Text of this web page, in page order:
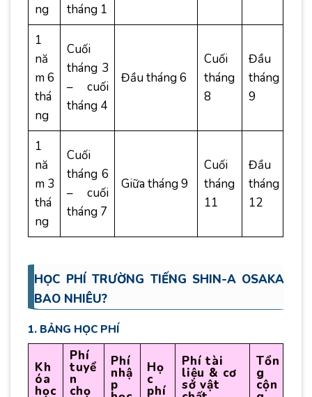
ng
tháng 1
1
nă
m 6
thá
ng
Cuối
tháng 3
– cuối
tháng 4
Đầu tháng 6
Cuối
tháng
8
Đầu
tháng
9
1
nă
m 3
thá
ng
Cuối
tháng 6
– cuối
tháng 7
Giữa tháng 9
Cuối
tháng
11
Đầu
tháng
12
HỌC PHÍ TRƯỜNG TIẾNG SHIN-A OSAKA
BAO NHIÊU?
1. BẢNG HỌC PHÍ
Kh
óa
học
Phí
tuyể
n
chọ
Phí
nhậ
p
Họ
c
phí
Phí tài
liệu & cơ
sở vật
Tổn
g
cộn